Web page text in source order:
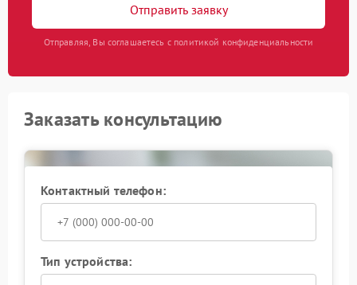
Отправить заявку
Отправляя, Вы соглашаетесь с политикой конфиденциальности
Заказать консультацию
Контактный телефон:
Тип устройства: